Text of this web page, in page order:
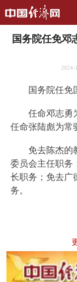
国务院任免邓
2024-
国务院任免国
任命邓志勇为
任命张陆彪为常
免去陈杰的教
委员会主任职务
长职务；免去广
务。